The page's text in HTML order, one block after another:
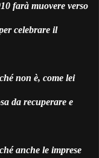
farà muovere verso
celebrare il
non è, come lei
da recuperare e
anche le imprese